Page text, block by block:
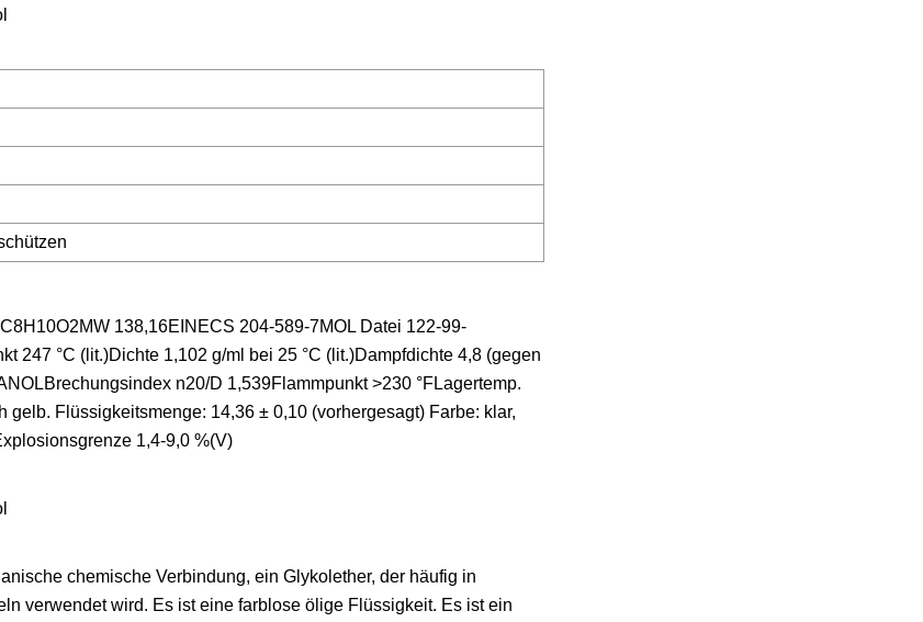
138,16EINECS 204-589-7MOL Datei 122-99-
247 °C (lit.)Dichte 1,102 g/ml bei 25 °C (lit.)Dampfdichte 4,8 (gegen
n20/D 1,539Flammpunkt >230 °FLagertemp.
Flüssigkeitsmenge: 14,36 ± 0,10 (vorhergesagt) Farbe: klar,
1,4-9,0 %(V)
chemische Verbindung, ein Glykolether, der häufig in
verwendet wird. Es ist eine farblose ölige Flüssigkeit. Es ist ein